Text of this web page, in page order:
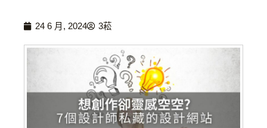
24 6 月, 2024 3菘